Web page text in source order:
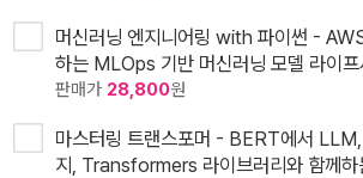
머신러닝 엔지니어링 with 파이썬 -
하는 MLOps 기반 머신러닝 모델 라이프
판매가 28,800원
마스터링 트랜스포머 - BERT에서
지, Transformers 라이브러리와 함께하